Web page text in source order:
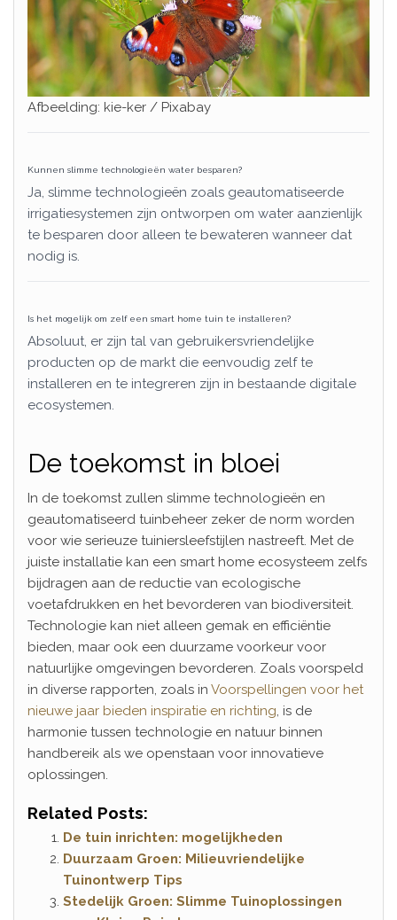
Afbeelding: kie-ker / Pixabay
Kunnen slimme technologieën water besparen?
Ja, slimme technologieën zoals geautomatiseerde
irrigatiesystemen zijn ontworpen om water aanzienlijk
te besparen door alleen te bewateren wanneer dat
nodig is.
Is het mogelijk om zelf een smart home tuin te installeren?
Absoluut, er zijn tal van gebruikersvriendelijke
producten op de markt die eenvoudig zelf te
installeren en te integreren zijn in bestaande digitale
ecosystemen.
De toekomst in bloei
In de toekomst zullen slimme technologieën en
geautomatiseerd tuinbeheer zeker de norm worden
voor wie serieuze tuiniersleefstijlen nastreeft. Met de
juiste installatie kan een smart home ecosysteem zelfs
bijdragen aan de reductie van ecologische
voetafdrukken en het bevorderen van biodiversiteit.
Technologie kan niet alleen gemak en efficiëntie
bieden, maar ook een duurzame voorkeur voor
natuurlijke omgevingen bevorderen. Zoals voorspeld
in diverse rapporten, zoals in Voorspellingen voor het
nieuwe jaar bieden inspiratie en richting, is de
harmonie tussen technologie en natuur binnen
handbereik als we openstaan voor innovatieve
oplossingen.
Related Posts:
De tuin inrichten: mogelijkheden
Duurzaam Groen: Milieuvriendelijke
Tuinontwerp Tips
Stedelijk Groen: Slimme Tuinoplossingen